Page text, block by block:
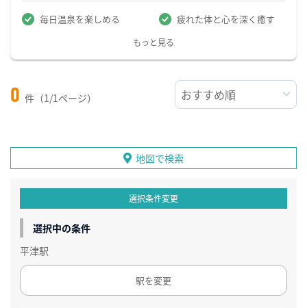
毎日温泉を楽しめる 疲れた体と心を深く癒す
もっと見る
0 件（1/1ページ）
地図で検索
選択条件変更
選択中の条件
平津駅
駅を変更